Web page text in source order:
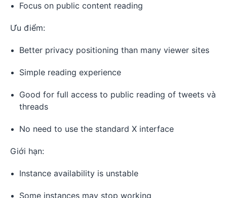
Focus on public content reading
Ưu điểm:
Better privacy positioning than many viewer sites
Simple reading experience
Good for full access to public reading of tweets và
threads
No need to use the standard X interface
Giới hạn:
Instance availability is unstable
Some instances may stop working